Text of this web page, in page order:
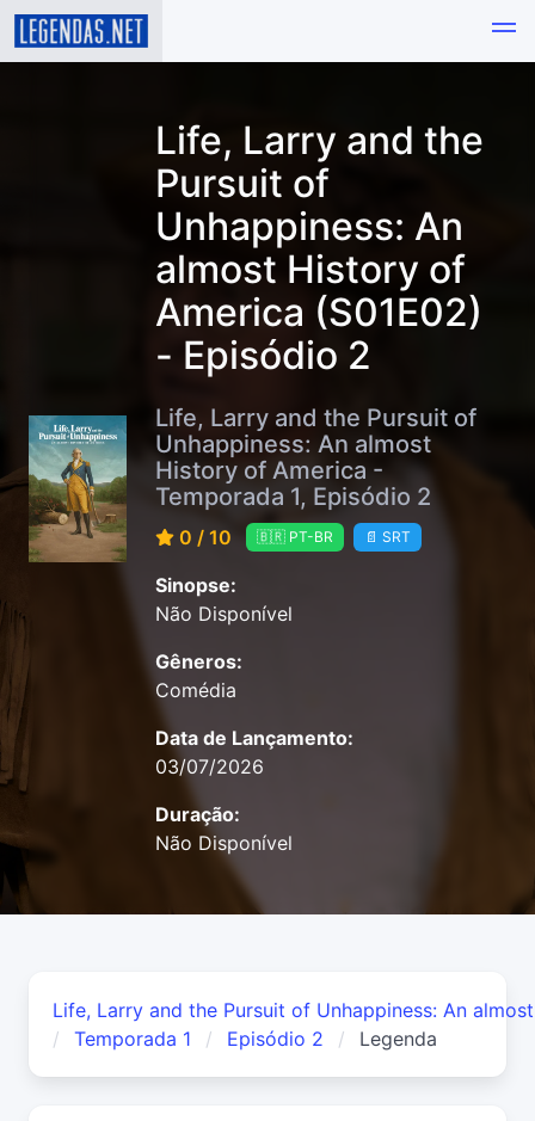
Life, Larry and the
Pursuit of
Unhappiness: An
almost History of
America (S01E02)
- Episódio 2
Life, Larry and the Pursuit of
Unhappiness: An almost
History of America -
Temporada 1, Episódio 2
0 / 10 🇧🇷 PT-BR 📄 SRT
Sinopse:
Não Disponível
Gêneros:
Comédia
Data de Lançamento:
03/07/2026
Duração:
Não Disponível
Life, Larry and the Pursuit of Unhappiness: An
Temporada 1
Episódio 2 Legenda